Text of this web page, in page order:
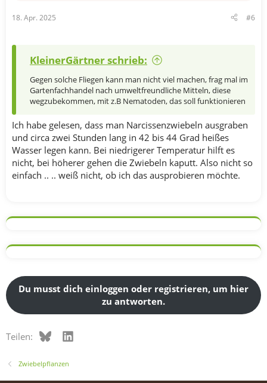
18. Apr. 2025 #6
KleinerGärtner schrieb:
Gegen solche Fliegen kann man nicht viel machen, frag mal im
Gartenfachhandel nach umweltfreundliche Mitteln, diese
wegzubekommen, mit z.B Nematoden, das soll funktionieren
Ich habe gelesen, dass man Narcissenzwiebeln ausgraben
und circa zwei Stunden lang in 42 bis 44 Grad heißes
Wasser legen kann. Bei niedrigerer Temperatur hilft es
nicht, bei höherer gehen die Zwiebeln kaputt. Also nicht so
einfach .. .. weiß nicht, ob ich das ausprobieren möchte.
Du musst dich einloggen oder registrieren, um hier
zu antworten.
Teilen: BlueskyLinkedIn
Zwiebelpflanzen